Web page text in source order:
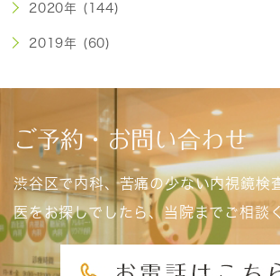
2020年 (144)
2019年 (60)
ご予約・お問い合わせ
渋谷区で内科、苦痛の少ない内視鏡検
医をお探しでしたら、当院までご相談